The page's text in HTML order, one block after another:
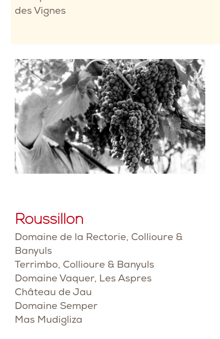
des Vignes
Roussillon
Domaine de la Rectorie, Collioure &
Banyuls
Terrimbo, Collioure & Banyuls
Domaine Vaquer, Les Aspres
Château de Jau
Domaine Semper
Mas Mudigliza